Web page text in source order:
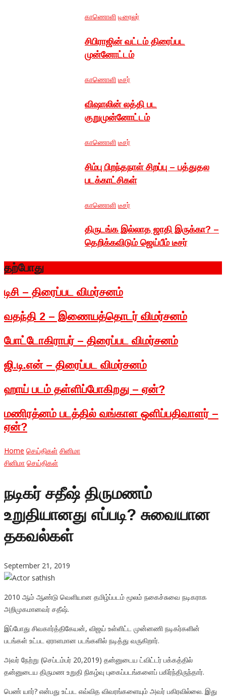
காணொளி டிரைலர்
சிபிராஜின் வட்டம் திரைப்பட
முன்னோட்டம்
காணொளி டீசர்
விஷாலின் லத்தி பட
குறுமுன்னோட்டம்
காணொளி டீசர்
சிம்பு பிறந்தநாள் சிறப்பு – பத்துதல
படக்காட்சிகள்
காணொளி டீசர்
திருடங்க இல்லாத ஜாதி இருக்கா? –
தெறிக்கவிடும் ஜெய்பீம் டீசர்
தற்போது
டிசி – திரைப்பட விமர்சனம்
வதந்தி 2 – இணையத்தொடர் விமர்சனம்
போட்டோகிராபர் – திரைப்பட விமர்சனம்
ஜி.டி.என் – திரைப்பட விமர்சனம்
ஹாய் படம் தள்ளிப்போகிறது – ஏன்?
மணிரத்னம் படத்தில் வங்காள ஒளிப்பதிவாளர் –
ஏன்?
Home செய்திகள் சினிமா
சினிமா செய்திகள்
நடிகர் சதீஷ் திருமணம்
உறுதியானது எப்படி? சுவையான
தகவல்கள்
September 21, 2019
2010 ஆம் ஆண்டு வெளியான தமிழ்ப்படம் மூலம் நகைச்சுவை நடிகராக
அறிமுகமானவர் சதீஷ்.
இப்போது சிவகார்த்திகேயன், விஜய் உள்ளிட்ட முன்னணி நடிகர்களின்
படங்கள் உட்பட ஏராளமான படங்களில் நடித்து வருகிறார்.
அவர் நேற்று (செப்டம்பர் 20,2019) தன்னுடைய ட்விட்டர் பக்கத்தில்
தன்னுடைய திருமண உறுதி நிகழ்வு புகைப்படங்களைப் பகிர்ந்திருந்தார்.
பெண் யார்? என்பது உட்பட எவ்வித விவரங்களையும் அவர் பகிரவில்லை. இது